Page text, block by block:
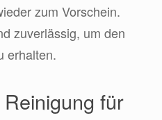
zum Vorschein.
zuverlässig, um den
erhalten.
für